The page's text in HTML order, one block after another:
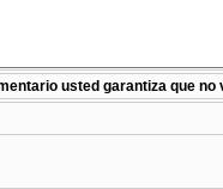
usted garantiza que no